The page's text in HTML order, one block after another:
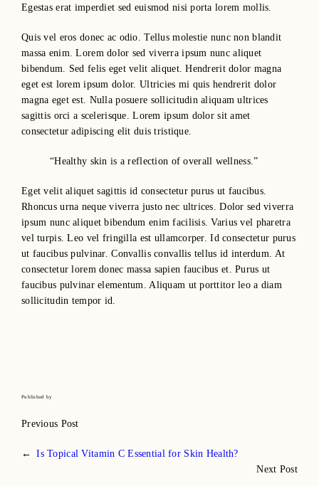
Egestas erat imperdiet sed euismod nisi porta lorem mollis.
Quis vel eros donec ac odio. Tellus molestie nunc non blandit
massa enim. Lorem dolor sed viverra ipsum nunc aliquet
bibendum. Sed felis eget velit aliquet. Hendrerit dolor magna
eget est lorem ipsum dolor. Ultricies mi quis hendrerit dolor
magna eget est. Nulla posuere sollicitudin aliquam ultrices
sagittis orci a scelerisque. Lorem ipsum dolor sit amet
consectetur adipiscing elit duis tristique.
“Healthy skin is a reflection of overall wellness.”
Eget velit aliquet sagittis id consectetur purus ut faucibus.
Rhoncus urna neque viverra justo nec ultrices. Dolor sed viverra
ipsum nunc aliquet bibendum enim facilisis. Varius vel pharetra
vel turpis. Leo vel fringilla est ullamcorper. Id consectetur purus
ut faucibus pulvinar. Convallis convallis tellus id interdum. At
consectetur lorem donec massa sapien faucibus et. Purus ut
faucibus pulvinar elementum. Aliquam ut porttitor leo a diam
sollicitudin tempor id.
Published by
Previous Post
← Is Topical Vitamin C Essential for Skin Health?
Next Post